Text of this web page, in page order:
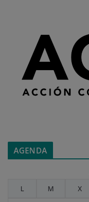
AGENDA
L
M X